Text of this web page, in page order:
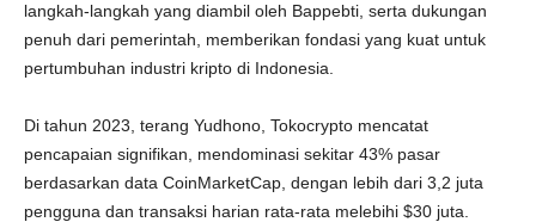
langkah-langkah yang diambil oleh Bappebti, serta dukungan
penuh dari pemerintah, memberikan fondasi yang kuat untuk
pertumbuhan industri kripto di Indonesia.
Di tahun 2023, terang Yudhono, Tokocrypto mencatat
pencapaian signifikan, mendominasi sekitar 43% pasar
berdasarkan data CoinMarketCap, dengan lebih dari 3,2 juta
pengguna dan transaksi harian rata-rata melebihi $30 juta.